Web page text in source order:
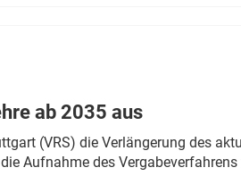
ab 2035 aus
(VRS) die Verlängerung des
Aufnahme des